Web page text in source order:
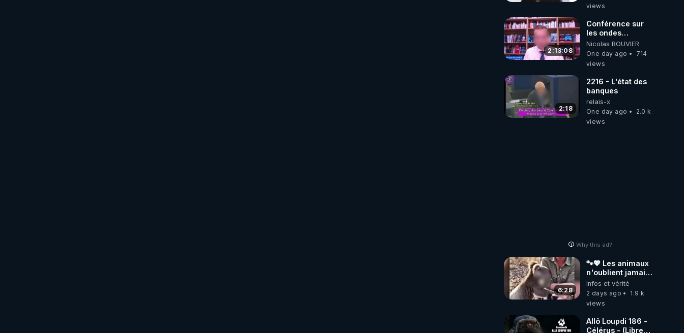
views
2:13:08
Conférence sur
les ondes
électromagnétiques
par Grégoire
Caustru et Bart de
Nicolas BOUVIER
One day ago
714
views
2:18
2216 - L'état des
banques
relais-x
One day ago
2.0 k
views
Why this ad?
6:28
🐾💖 Les animaux
n'oublient jamais
ceux qu'ils
aiment… 🥹❤️
Infos et vérité
2 days ago
1.9 k
views
Allô Loupdi 186 -
Célérus - (Libre